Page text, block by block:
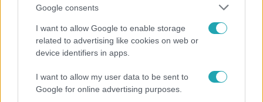
Google consents
I want to allow Google to enable storage
related to advertising like cookies on web or
device identifiers in apps.
I want to allow my user data to be sent to
Google for online advertising purposes.
"Nem beszélek már vele évek óta" - Édesapja
kitagadta Nagy Zsoltot